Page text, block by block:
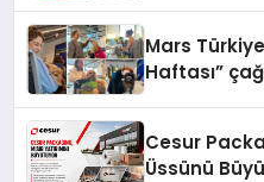
Mars
Haftası”
Cesur
Üssünü